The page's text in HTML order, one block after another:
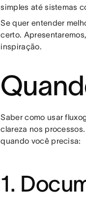
simples até sistemas
Se quer entender
certo.
inspiração.
Saber como usar
clareza nos
quando você precisa:
1.